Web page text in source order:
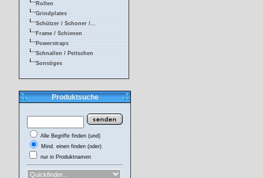
Rollen
Grindplates
Schützer / Schoner /...
Frame / Schienen
Powerstraps
Schnallen / Peitschen
Sonstiges
Produktsuche
Alle Begriffe finden (und)
Mind. einen finden (oder)
nur in Produktnamen